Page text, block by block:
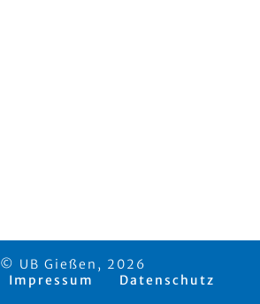
© UB Gießen, 2026
Impressum
Datenschutz